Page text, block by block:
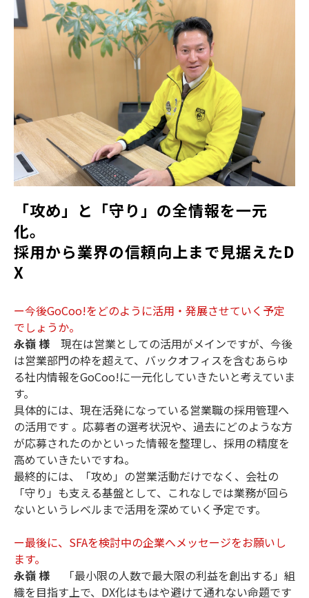
「攻め」と「守り」の全情報を一元
化。
採用から業界の信頼向上まで見据えたD
X
ー今後GoCoo!をどのように活用・発展させていく予定
でしょうか。
永嶺 様 現在は営業としての活用がメインですが、今後
は営業部門の枠を超えて、バックオフィスを含むあらゆ
る社内情報をGoCoo!に一元化していきたいと考えていま
す。
具体的には、現在活発になっている営業職の採用管理へ
の活用です 。応募者の選考状況や、過去にどのような方
が応募されたのかといった情報を整理し、採用の精度を
高めていきたいですね。
最終的には、「攻め」の営業活動だけでなく、会社の
「守り」も支える基盤として、これなしでは業務が回ら
ないというレベルまで活用を深めていく予定です。
ー最後に、SFAを検討中の企業へメッセージをお願いし
ます。
永嶺 様
「最小限の人数で最大限の利益を創出する」組
織を目指す上で、DX化はもはや避けて通れない命題です